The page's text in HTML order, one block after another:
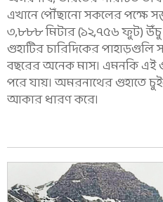
এখানে পৌঁছানো সকলের পক্ষে
৩,৮৮৮ মিটার (১২,৭৫৬ ফুট) উঁচু
গুহাটির চারিদিকের
বছরের অনেক মাস। এমনকি এই
পরে যায়। অমরনাথের গুহাতে
আকার ধারণ করে।